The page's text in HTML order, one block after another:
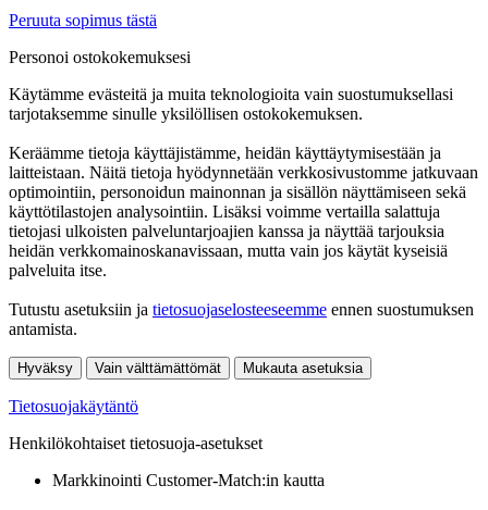
Peruuta sopimus tästä
Personoi ostokokemuksesi
Käytämme evästeitä ja muita teknologioita vain suostumuksellasi
tarjotaksemme sinulle yksilöllisen ostokokemuksen.
Keräämme tietoja käyttäjistämme, heidän käyttäytymisestään ja
laitteistaan. Näitä tietoja hyödynnetään verkkosivustomme jatkuvaan
optimointiin, personoidun mainonnan ja sisällön näyttämiseen sekä
käyttötilastojen analysointiin. Lisäksi voimme vertailla salattuja
tietojasi ulkoisten palveluntarjoajien kanssa ja näyttää tarjouksia
heidän verkkomainoskanavissaan, mutta vain jos käytät kyseisiä
palveluita itse.
Tutustu asetuksiin ja tietosuojaselosteeseemme ennen suostumuksen
antamista.
Hyväksy Vain välttämättömät Mukauta asetuksia
Tietosuojakäytäntö
Henkilökohtaiset tietosuoja-asetukset
Markkinointi Customer-Match:in kautta